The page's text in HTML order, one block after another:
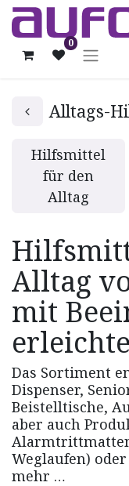
0
Alltags-
Hilfsmittel
für den
Alltag
Alltag
mit
Das Sortiment
Dispenser,
Beistelltische,
aber auch
Weglaufen)
mehr …